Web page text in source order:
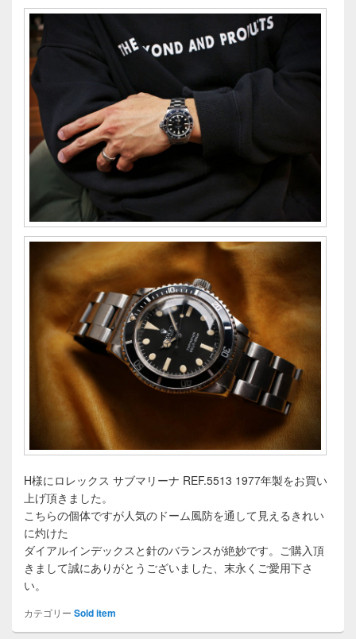
H様にロレックス サブマリーナ REF.5513 1977年製をお買い
上げ頂きました。
こちらの個体ですが人気のドーム風防を通して見えるきれい
に灼けた
ダイアルインデックスと針のバランスが絶妙です。ご購入頂
きまして誠にありがとうございました、末永くご愛用下さ
い。
カテゴリー Sold item